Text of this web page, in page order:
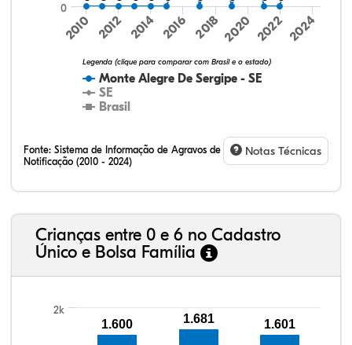
Monte Alegre De Sergipe - SE
SE
Brasil
Legenda (clique para comparar com Brasil e o estado)
2010 2012 2014 2016 2018 2020 2022 2024
0
Fonte: Sistema de Informação de Agravos de
Notificação (2010 - 2024)
Notas Técnicas
Crianças entre 0 e 6 no Cadastro
Único e Bolsa Família
2k
1.600
1.681 1.601
11,63%
10,49%
0,59%
76,99%
0,04%
0,25%
32,57%
9,24%
0,46%
54,88%
1,27%
1,56%